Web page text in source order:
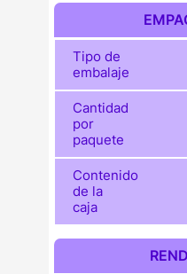
Tipo de
embalaje
Cantidad
por
paquete
Contenido
de la
caja